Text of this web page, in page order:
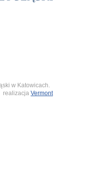
w Katowicach.
realizacja Vermont